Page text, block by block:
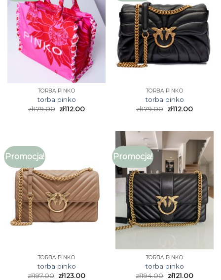
TORBA PINKO
torba pinko
zł179.00 zł112.00
TORBA PINKO
torba pinko
zł179.00 zł112.00
Promocja!
TORBA PINKO
torba pinko
zł197.00 zł123.00
Promocja!
TORBA PINKO
torba pinko
zł194.00 zł121.00